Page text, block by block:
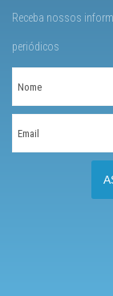
Receba nossos
periódicos